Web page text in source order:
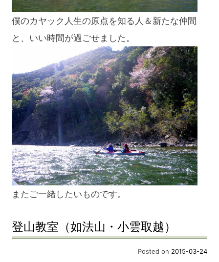
僕のカヤック人生の原点を知る人＆新たな仲間
と、いい時間が過ごせました。
またご一緒したいものです。
登山教室（如法山・小雲取越）
Posted on 2015-03-24